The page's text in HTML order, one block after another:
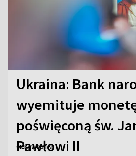
Ukraina: Bank
wyemituje
poświęconą św.
Pawłowi II
CIEKAWOSTKI